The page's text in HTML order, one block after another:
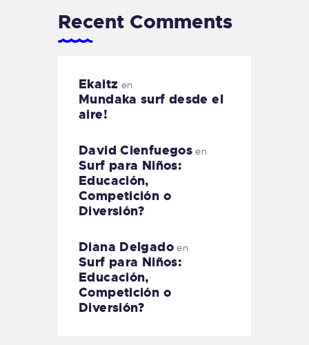
Recent Comments
Ekaitz en
Mundaka surf desde el
aire!
David Cienfuegos en
Surf para Niños:
Educación,
Competición o
Diversión?
Diana Delgadoen
Surf para Niños:
Educación,
Competición o
Diversión?